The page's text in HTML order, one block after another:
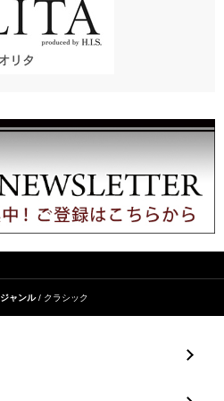
ジャンル クラシック